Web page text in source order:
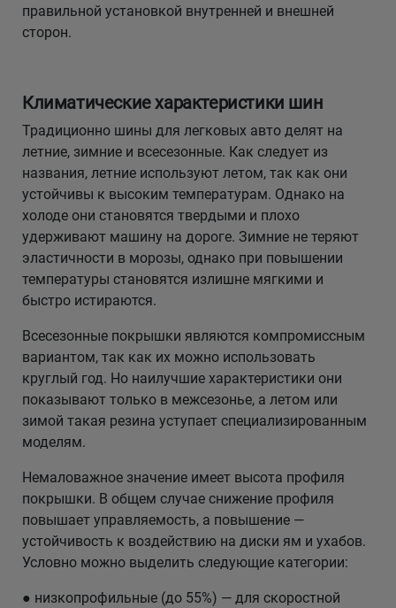
правильной установкой внутренней и внешней
сторон.
Климатические характеристики шин
Традиционно шины для легковых авто делят на
летние, зимние и всесезонные. Как следует из
названия, летние используют летом, так как они
устойчивы к высоким температурам. Однако на
холоде они становятся твердыми и плохо
удерживают машину на дороге. Зимние не теряют
эластичности в морозы, однако при повышении
температуры становятся излишне мягкими и
быстро истираются.
Всесезонные покрышки являются компромиссным
вариантом, так как их можно использовать
круглый год. Но наилучшие характеристики они
показывают только в межсезонье, а летом или
зимой такая резина уступает специализированным
моделям.
Немаловажное значение имеет высота профиля
покрышки. В общем случае снижение профиля
повышает управляемость, а повышение —
устойчивость к воздействию на диски ям и ухабов.
Условно можно выделить следующие категории:
● низкопрофильные (до 55%) — для скоростной